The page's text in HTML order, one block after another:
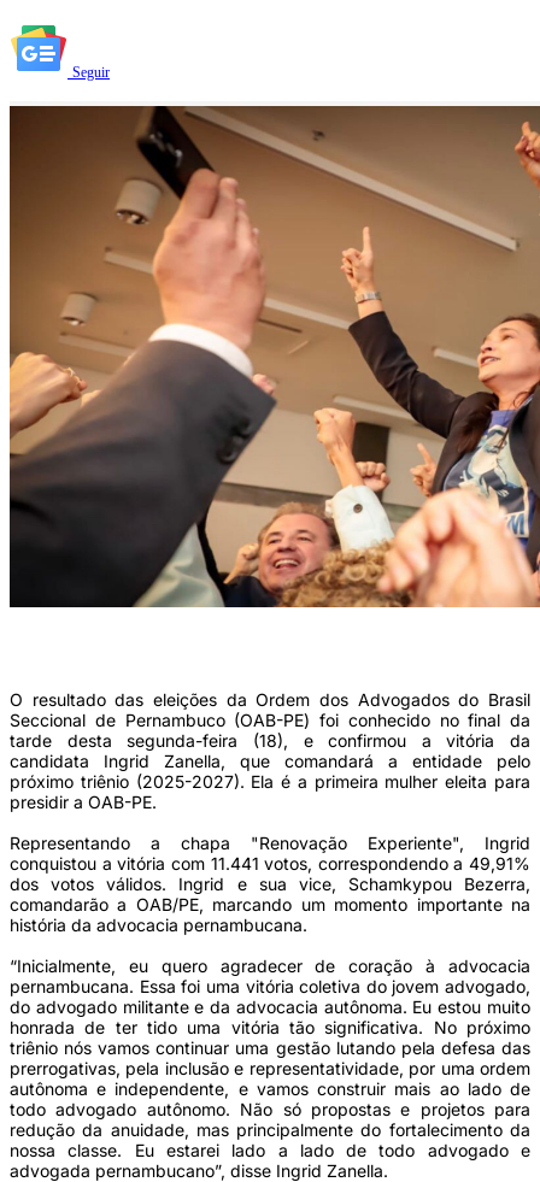
Seguir
O resultado das eleições da Ordem dos Advogados do Brasil
Seccional de Pernambuco (OAB-PE) foi conhecido no final da
tarde desta segunda-feira (18), e confirmou a vitória da
candidata Ingrid Zanella, que comandará a entidade pelo
próximo triênio (2025-2027). Ela é a primeira mulher eleita para
presidir a OAB-PE.
Representando a chapa "Renovação Experiente", Ingrid
conquistou a vitória com 11.441 votos, correspondendo a 49,91%
dos votos válidos. Ingrid e sua vice, Schamkypou Bezerra,
comandarão a OAB/PE, marcando um momento importante na
história da advocacia pernambucana.
“Inicialmente, eu quero agradecer de coração à advocacia
pernambucana. Essa foi uma vitória coletiva do jovem advogado,
do advogado militante e da advocacia autônoma. Eu estou muito
honrada de ter tido uma vitória tão significativa. No próximo
triênio nós vamos continuar uma gestão lutando pela defesa das
prerrogativas, pela inclusão e representatividade, por uma ordem
autônoma e independente, e vamos construir mais ao lado de
todo advogado autônomo. Não só propostas e projetos para
redução da anuidade, mas principalmente do fortalecimento da
nossa classe. Eu estarei lado a lado de todo advogado e
advogada pernambucano”, disse Ingrid Zanella.